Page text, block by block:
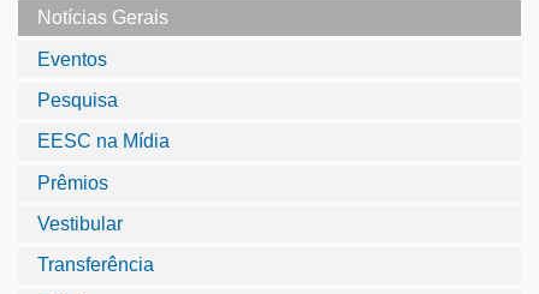
Notícias Gerais
Eventos
Pesquisa
EESC na Mídia
Prêmios
Vestibular
Transferência